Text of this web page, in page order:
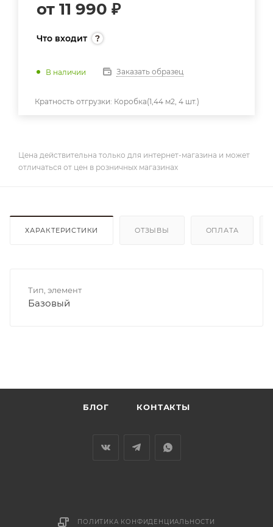
от 11 990 ₽
Что входит
В наличии Заказать образец
Кратность отгрузки: Коробка(1,44 м2, 4 шт.)
Цена действительна только для интернет-магазина и может
отличаться от цен в розничных магазинах
ХАРАКТЕРИСТИКИ ОТЗЫВЫ ОПЛАТА
Тип, элемент
Базовый
БЛОГ КОНТАКТЫ
ПОЛИТИКА КОНФИДЕНЦИАЛЬНОСТИ